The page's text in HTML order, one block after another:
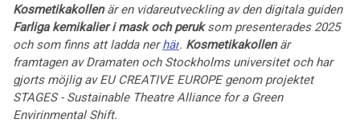
Kosmetikakollenär en vidareutveckling av den digitala guiden
Farliga kemikalier i mask och peruksom presenterades 2025
och som finns att ladda nerhär. Kosmetikakollenär
framtagen av Dramaten och Stockholms universitet och har
gjorts möjlig av EU CREATIVE EUROPE genom projektet
STAGES - Sustainable Theatre Alliance for a Green
Envirinmental Shift.